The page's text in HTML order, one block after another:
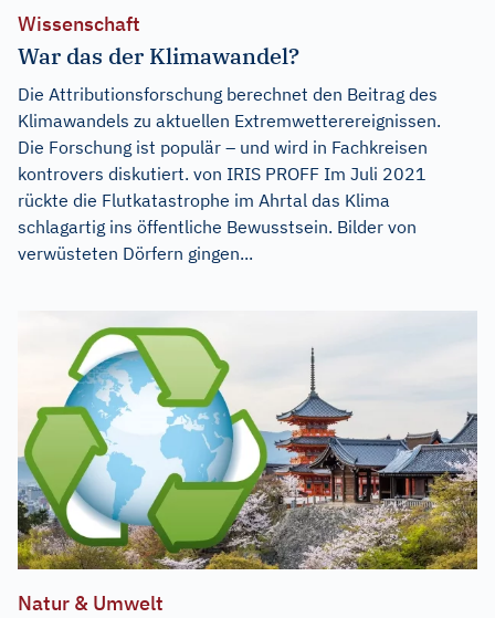
Wissenschaft
War das der Klimawandel?
Die Attributionsforschung berechnet den Beitrag des
Klimawandels zu aktuellen Extremwetterereignissen.
Die Forschung ist populär – und wird in Fachkreisen
kontrovers diskutiert. von IRIS PROFF Im Juli 2021
rückte die Flutkatastrophe im Ahrtal das Klima
schlagartig ins öffentliche Bewusstsein. Bilder von
verwüsteten Dörfern gingen...
Natur & Umwelt